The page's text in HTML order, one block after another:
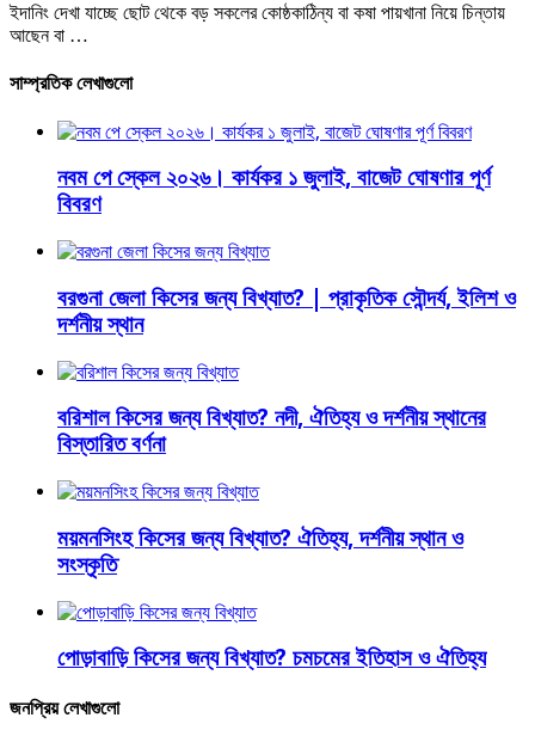
ইদানিং দেখা যাচ্ছে ছোট থেকে বড় সকলের কোষ্ঠকাঠিন্য বা কষা পায়খানা নিয়ে চিন্তায়
আছেন বা …
সাম্প্রতিক লেখাগুলো
নবম পে স্কেল ২০২৬। কার্যকর ১ জুলাই, বাজেট ঘোষণার পূর্ণ
বিবরণ
বরগুনা জেলা কিসের জন্য বিখ্যাত? | প্রাকৃতিক সৌন্দর্য, ইলিশ ও
দর্শনীয় স্থান
বরিশাল কিসের জন্য বিখ্যাত? নদী, ঐতিহ্য ও দর্শনীয় স্থানের
বিস্তারিত বর্ণনা
ময়মনসিংহ কিসের জন্য বিখ্যাত? ঐতিহ্য, দর্শনীয় স্থান ও
সংস্কৃতি
পোড়াবাড়ি কিসের জন্য বিখ্যাত? চমচমের ইতিহাস ও ঐতিহ্য
জনপ্রিয় লেখাগুলো